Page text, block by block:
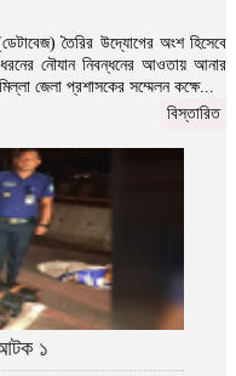
তৈরির উদ্যোগের অংশ হিসেবে
নৌযান নিবন্ধনের আওতায় আনার
জেলা প্রশাসকের সম্মেলন কক্ষে...
বিস্তারিত
আটক ১